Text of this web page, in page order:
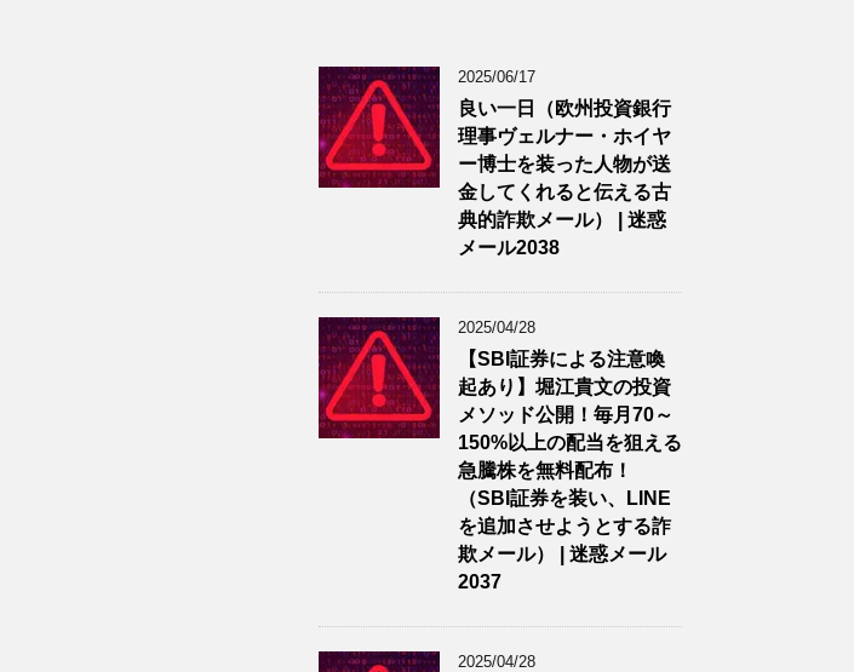
2025/06/17
良い一日（欧州投資銀行
理事ヴェルナー・ホイヤ
ー博士を装った人物が送
金してくれると伝える古
典的詐欺メール） | 迷惑
メール2038
2025/04/28
【SBI証券による注意喚
起あり】堀江貴文の投資
メソッド公開！毎月70～
150%以上の配当を狙える
急騰株を無料配布！
（SBI証券を装い、LINE
を追加させようとする詐
欺メール） | 迷惑メール
2037
2025/04/28